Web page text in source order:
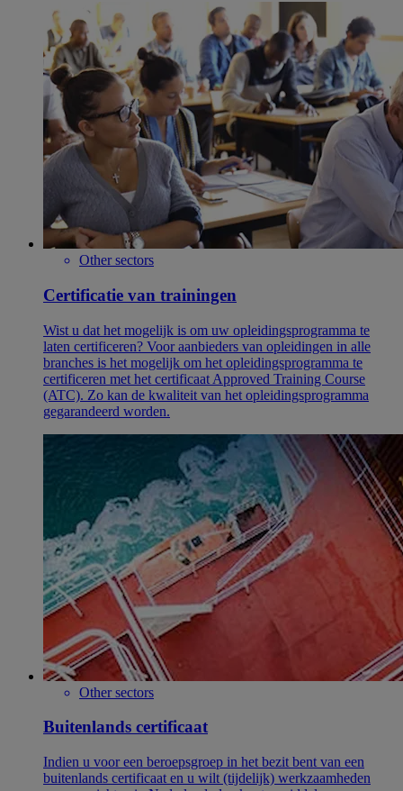
Other sectors
Certificatie van trainingen
Wist u dat het mogelijk is om uw opleidingsprogramma te
laten certificeren? Voor aanbieders van opleidingen in alle
branches is het mogelijk om het opleidingsprogramma te
certificeren met het certificaat Approved Training Course
(ATC). Zo kan de kwaliteit van het opleidingsprogramma
gegarandeerd worden.
Other sectors
Buitenlands certificaat
Indien u voor een beroepsgroep in het bezit bent van een
buitenlands certificaat en u wilt (tijdelijk) werkzaamheden